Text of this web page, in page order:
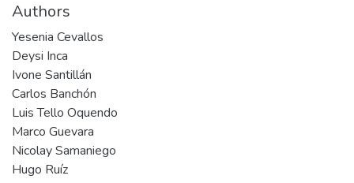
Authors
Yesenia Cevallos
Deysi Inca
Ivone Santillán
Carlos Banchón
Luis Tello Oquendo
Marco Guevara
Nicolay Samaniego
Hugo Ruíz